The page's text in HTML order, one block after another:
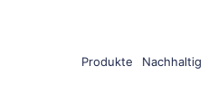
Produkte Nachhaltig